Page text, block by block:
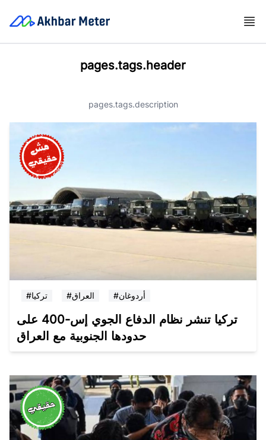
pages.tags.header
pages.tags.description
#تركيا #العراق #أردوغان
تركيا تنشر نظام الدفاع الجوي إس-400 على
حدودها الجنوبية مع العراق